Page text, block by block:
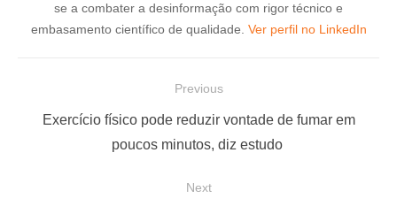
se a combater a desinformação com rigor técnico e
embasamento científico de qualidade. Ver perfil no LinkedIn
Previous
Exercício físico pode reduzir vontade de fumar em
poucos minutos, diz estudo
Next